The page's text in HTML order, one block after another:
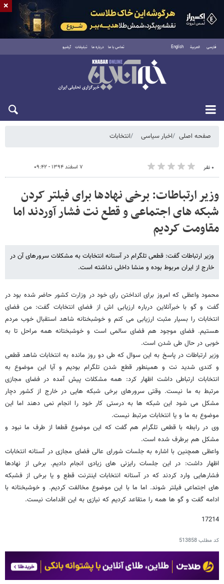
فارسی العربية English تماس با ما درباره ما تبلیغات آرشیو
شنبه ۱۷ مرداد ۱۴۰۵
صفحه اصلی اخبار سیاسی انتخابات
۰ نفر ۷ اسفند ۱۳۹۴ - ۰۹:۴۲
وزیر ارتباطات: برخی نهادها برای فیلتر کردن
شبکه های اجتماعی و قطع نت فشار آوردند اما
مقاومت کردیم
وزیر ارتباطات گفت: قطعی تلگرام در آستانه انتخابات به مشکلات سرورهای آن در
خارج از ایران مربوط بوده و منشا داخلی نداشته است.
محمود واعظی که امروز برای انداختن رای خود در وزارت کشور حاضر شده بود در
گفت و گو با خبرآنلاین درباره ارزیابی اش از فضای انتخابات گفت: من فضای
انتخابات را بسیار مثبت ارزیابی می کنم و خوشبختانه شاهد استقبال خوب مردم
هستیم. فضای موجود هم فضای سالمی است و خوشبختانه همه مراحل تا به
خوبی در حال طی شدن است.
وزیر ارتباطات در پاسخ به این سوال که طی دو روز مانده به انتخابات شاهد قطعی
و کندی شدید نت و همینطور قطع شدن تلگرام بودیم و آیا این موضوع به
انتخابات ارتباطی داشت اظهار کرد: همه مشکلات پیش آمده در فضای مجازی
مرتبط به ما نیست. وقتی سرورهای برخی شبکه هایی در خارج از کشور دچار
مشکل می شود این شبکه ها به درستی کار خود را انجام نمی دهند اما این
موضوع به ما و یا انتخابات مرتبط نیست.
وی در رابطه با قطعی تلگرام هم گفت که این موضوع قطعا از طرف ما نبود و
مشکل هم برطرف شده است.
واعظی همچنین با اشاره به جلسات شورای عالی فضای مجازی در آستانه انتخابات
اظهار داشت: در این جلسات رایزنی های زیادی انجام دادیم. برخی از نهادها
فشارهایی وارد کردند که در آستانه انتخابات اینترنت قطع و یا برخی از فشبکه
های اجتماعی فیلتر شوند. اما ما با این موضوع مخالفت کردیم. و خوشبختانه با
ادامه گفت و گو ها همه را متقاعد کردیم که نیازی به این اقدامات نیست.
17214
کد مطلب513858
×